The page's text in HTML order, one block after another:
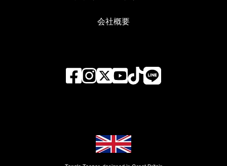
１人の応募者が複数のアカウントを利用して応募した場合。
同じ投稿内容が複数回にわたる場合。
【個人情報の取り扱いについて】
応募者よりいただいた「個人情報」は、下記の利用目的の範囲内でのみ利
＜クラシエグループにおける個人情報の取り扱い＞
会社概要